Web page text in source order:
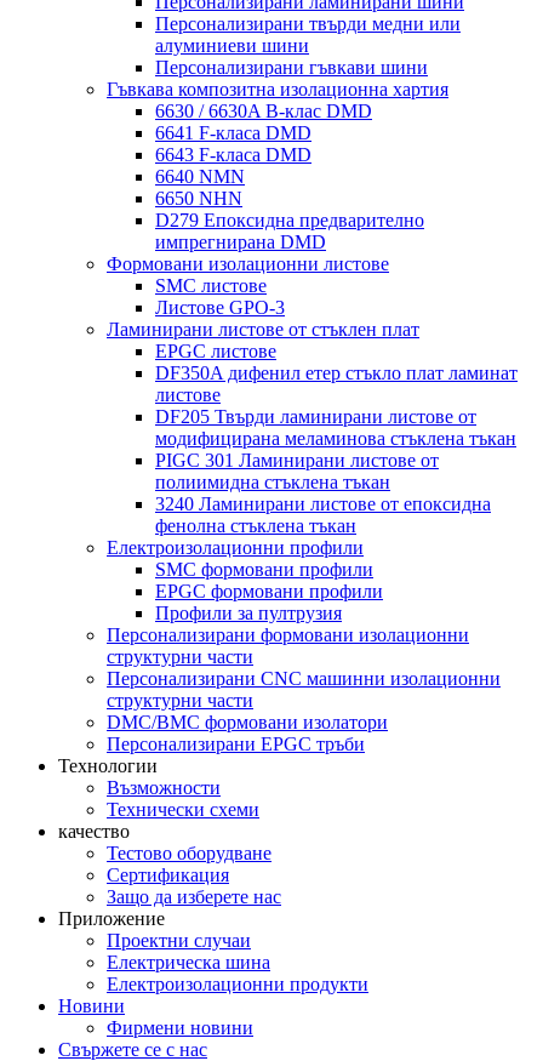
Персонализирани твърди медни или
алуминиеви шини
Персонализирани гъвкави шини
Гъвкава композитна изолационна хартия
6630 / 6630A B-клас DMD
6641 F-класа DMD
6643 F-класа DMD
6640 NMN
6650 NHN
D279 Епоксидна предварително
импрегнирана DMD
Формовани изолационни листове
SMC листове
Листове GPO-3
Ламинирани листове от стъклен плат
EPGC листове
DF350A дифенил етер стъкло плат ламинат
листове
DF205 Твърди ламинирани листове от
модифицирана меламинова стъклена тъкан
PIGC 301 Ламинирани листове от
полиимидна стъклена тъкан
3240 Ламинирани листове от епоксидна
фенолна стъклена тъкан
Електроизолационни профили
SMC формовани профили
EPGC формовани профили
Профили за пултрузия
Персонализирани формовани изолационни
структурни части
Персонализирани CNC машинни изолационни
структурни части
DMC/BMC формовани изолатори
Персонализирани EPGC тръби
Технологии
Възможности
Технически схеми
качество
Тестово оборудване
Сертификация
Защо да изберете нас
Приложение
Проектни случаи
Електрическа шина
Електроизолационни продукти
Новини
Фирмени новини
Свържете се с нас